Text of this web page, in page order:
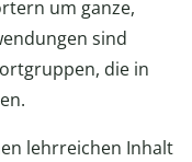
um ganze,
sind
die in
lehrreichen Inhalt